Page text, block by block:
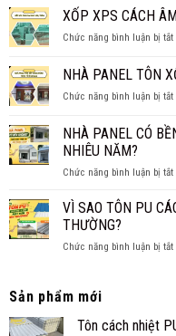
4
XỐP XPS CÁCH
Chức năng bình luận bị tắtở
NHÀ PANEL TÔN
Chức năng bình luận bị tắtở
NHÀ PANEL CÓ
NHIÊU NĂM?
Chức năng bình luận bị tắtở
VÌ SAO TÔN PU
THƯỜNG?
Chức năng bình luận bị tắtở
Sản phẩm mới
Tôn cách nhiệt